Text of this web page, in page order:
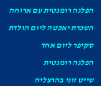
הפלגה רומנטית עם ארוחה
השכרת יאכטה ליום הולדת
סקיפר ליום אחד
הפלגה רומנטית
שייט זוגי בהרצליה